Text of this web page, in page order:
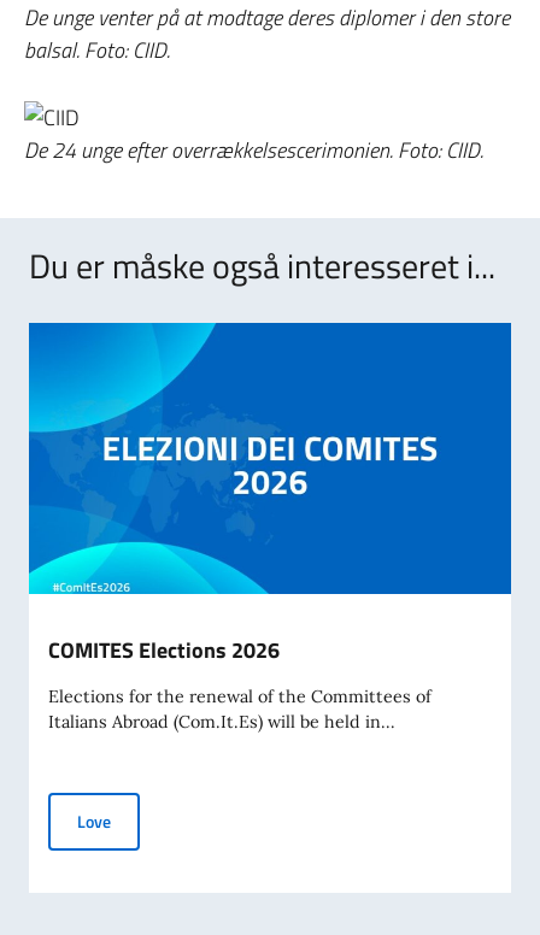
De unge venter på at modtage deres diplomer i den store
balsal. Foto: CIID.
De 24 unge efter overrækkelsescerimonien. Foto: CIID.
Du er måske også interesseret i...
COMITES Elections 2026
Elections for the renewal of the Committees of
Italians Abroad (Com.It.Es) will be held in...
LoveCOMITES Elections 2026